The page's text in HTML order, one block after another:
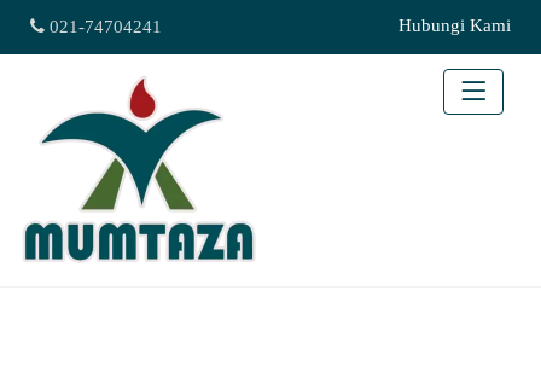
021-74704241 Hubungi Kami